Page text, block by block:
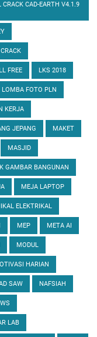
CAD-EARTH V4.1.9
FREE LKS 2018
LOMBA FOTO PLN
KERJA
JEPANG MAKET
MASJID
GAMBAR BANGUNAN
MEJA LAPTOP
ELEKTRIKAL
MEP META AI
MODUL
HARIAN
SAW NAFSIAH
LAB